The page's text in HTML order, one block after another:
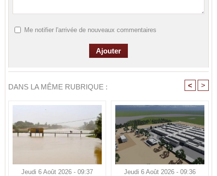
Me notifier l'arrivée de nouveaux commentaires
DANS LA MÊME RUBRIQUE : < >
Jeudi 6 Août 2026 - 09:37 Jeudi 6 Août 2026 - 09:36